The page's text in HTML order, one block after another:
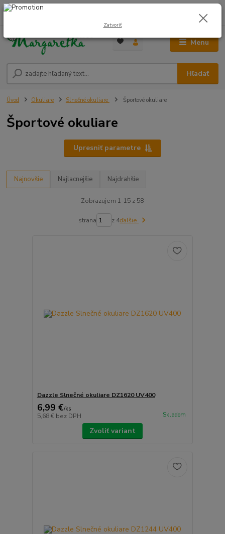
Menu
Hľadať
0948 236 042
0,00 €
Úvod Okuliare Slnečné okuliare Športové okuliare
Športové okuliare
Upresniť parametre
Najnovšie Najlacnejšie Najdrahšie
Zobrazujem 1-15 z 58
strana z 4ďalšie
Dazzle Slnečné okuliare DZ1620 UV400
6,99 €/ks
5,68 € bez DPH Skladom
Zvoliť variant
Zatvoriť